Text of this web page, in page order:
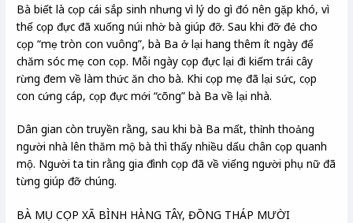
Bà biết là cọp cái sắp sinh nhưng vì lý do gì đó nên gặp khó, vì
thế cọp đực đã xuống núi nhờ bà giúp đỡ. Sau khi đỡ đẻ cho
cọp “mẹ tròn con vuông”, bà Ba ở lại hang thêm ít ngày để
chăm sóc mẹ con cọp. Mỗi ngày cọp đực lại đi kiếm trái cây
rừng đem về làm thức ăn cho bà. Khi cọp mẹ đã lại sức, cọp
con cứng cáp, cọp đực mới “cõng” bà Ba về lại nhà.
Dân gian còn truyền rằng, sau khi bà Ba mất, thỉnh thoảng
người nhà lên thăm mộ bà thì thấy nhiều dấu chân cọp quanh
mộ. Người ta tin rằng gia đình cọp đã về viếng người phụ nữ đã
từng giúp đỡ chúng.
BÀ MỤ CỌP XÃ BÌNH HÀNG TÂY, ĐỒNG THÁP MƯỜI